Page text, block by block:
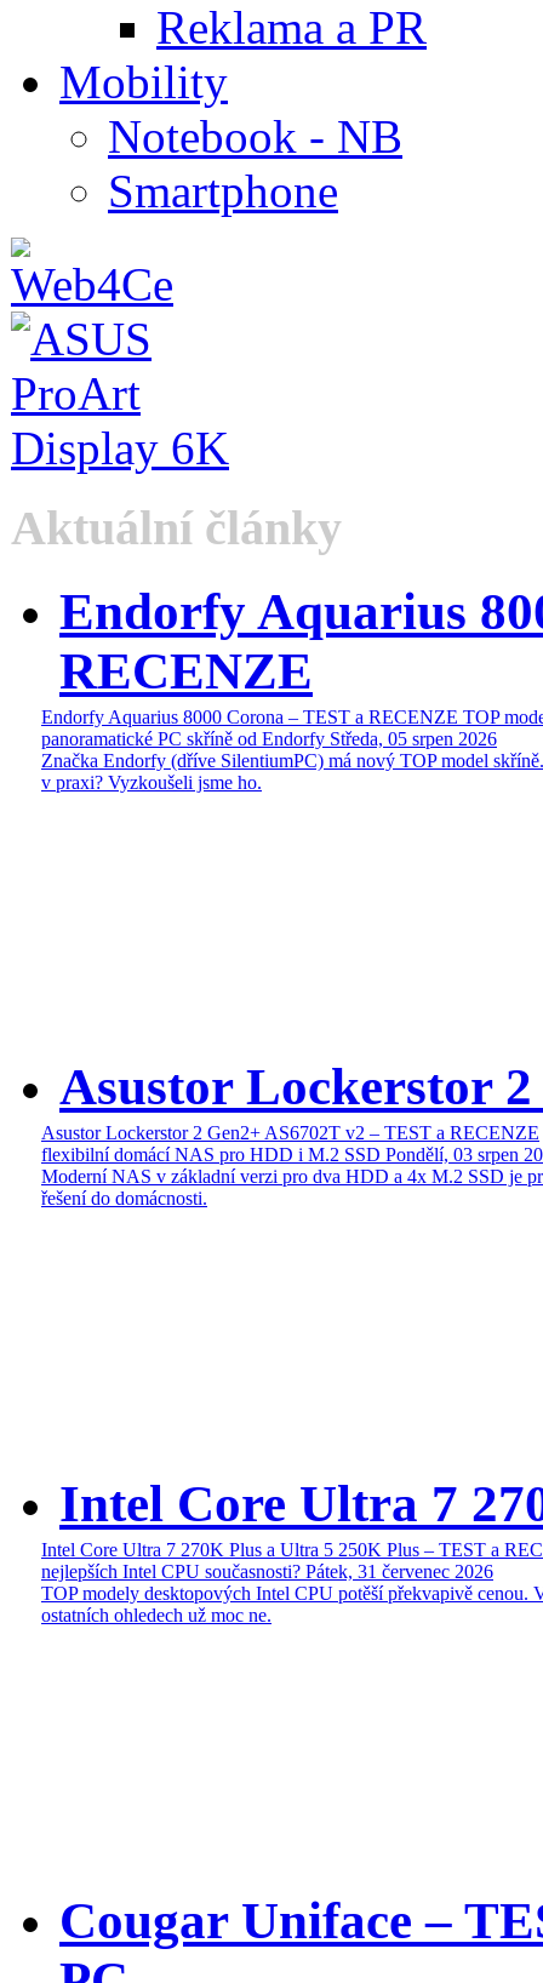
Reklama a PR
Mobility
Notebook - NB
Smartphone
Aktuální články
Endorfy Aquarius
RECENZE
Endorfy Aquarius 8000 Corona – TEST a RECENZE TOP
panoramatické PC skříně od Endorfy Středa, 05 srpen 2026
Značka Endorfy (dříve SilentiumPC) má nový TOP model
v praxi? Vyzkoušeli jsme ho.
Asustor Lockerstor
Asustor Lockerstor 2 Gen2+ AS6702T v2 – TEST a RECENZE
flexibilní domácí NAS pro HDD i M.2 SSD Pondělí, 03 srpen
Moderní NAS v základní verzi pro dva HDD a 4x M.2 SSD je
řešení do domácnosti.
Intel Core Ultra 7
Intel Core Ultra 7 270K Plus a Ultra 5 250K Plus – TEST a
nejlepších Intel CPU současnosti? Pátek, 31 červenec 2026
TOP modely desktopových Intel CPU potěší překvapivě cenou.
ostatních ohledech už moc ne.
Cougar Uniface –